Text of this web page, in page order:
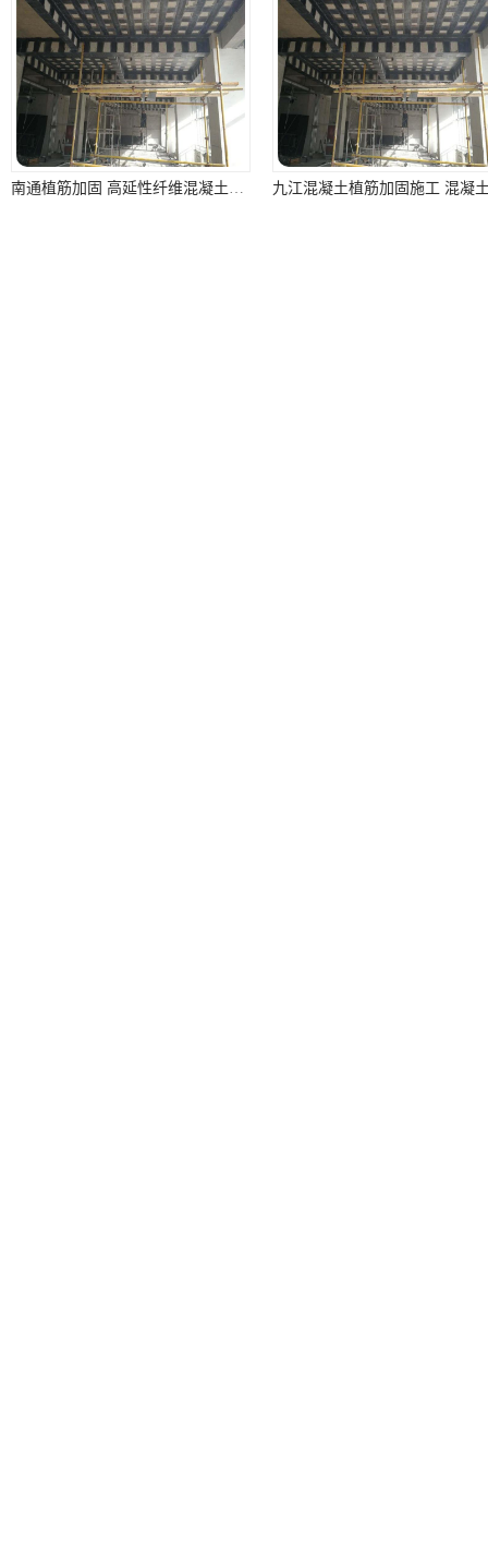
南通植筋加固 高延性纤维混凝土加固 资质齐全 施工队案例经验..